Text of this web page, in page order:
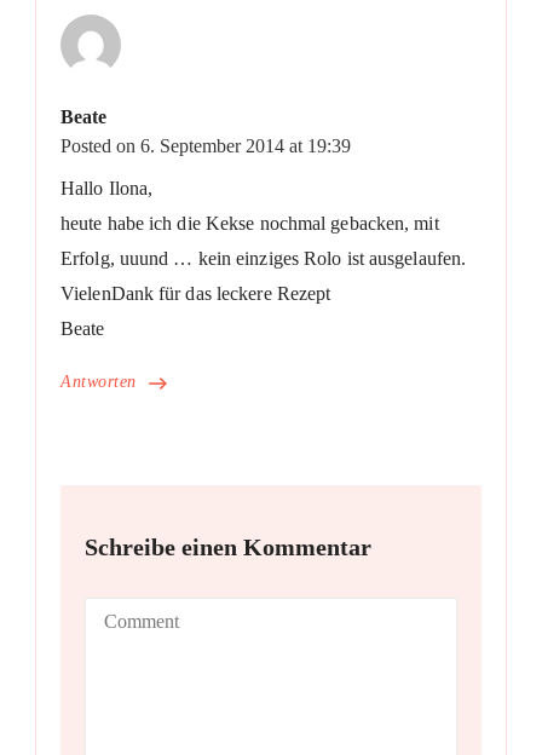
Beate
Posted on 6. September 2014 at 19:39
Antworten
Hallo Ilona,
heute habe ich die Kekse nochmal gebacken, mit
Erfolg, uuund … kein einziges Rolo ist ausgelaufen.
VielenDank für das leckere Rezept
Beate
Schreibe einen Kommentar